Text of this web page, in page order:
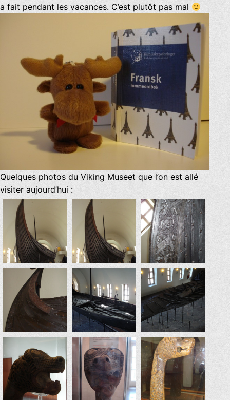
a fait pendant les vacances. C’est plutôt pas mal
Quelques photos du Viking Museet que l’on est allé
visiter aujourd’hui :